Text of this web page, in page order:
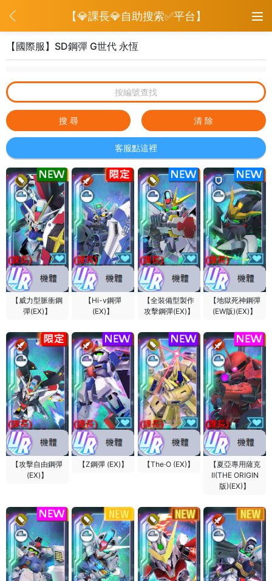
【💎課長💎自助搜索✅平台】
【國際服】SD鋼彈 G世代 永恆
【國際服】SD鋼彈 G世代 永恆
搜 尋 清 除
客服點這裡
【威力型脈衝鋼
彈(EX)】
【Hi-v鋼彈
(EX)】
【全裝備型製作
攻擊鋼彈(EX)】
【地獄死神鋼彈
(EW版)(EX)】
【攻擊自由鋼彈
(EX)】
【Z鋼彈 (EX)】 【The·O (EX)】
【夏亞專用薩克
Ⅱ(THE ORIGIN
版)(EX)】